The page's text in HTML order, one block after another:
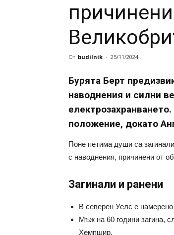
От budilnik - 25/11/2024
Бурята Берт
наводнения и силни
положение, докато
Поне петима души са
с наводнения, причинени от
Загинали и ранени
В северен Уелс е
Мъж на 60 години загина,
Хемпшир.